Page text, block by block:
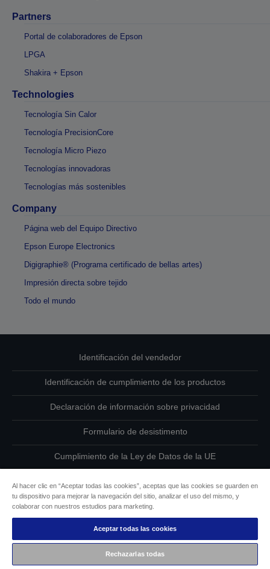
Partners
Portal de colaboradores de Epson
LPGA
Shakira + Epson
Technologies
Tecnología Sin Calor
Tecnología PrecisionCore
Tecnología Micro Piezo
Tecnologías innovadoras
Tecnologías más sostenibles
Company
Página web del Equipo Directivo
Epson Europe Electronics
Digigraphie® (Programa certificado de bellas artes)
Impresión directa sobre tejido
Todo el mundo
Identificación del vendedor
Identificación de cumplimiento de los productos
Declaración de información sobre privacidad
Formulario de desistimento
Cumplimiento de la Ley de Datos de la UE
Información sobre cookies
Compromiso de accesibilidad de Epson
Copyright © 2026 Seiko Epson
Al hacer clic en “Aceptar todas las cookies”, aceptas que las cookies se guarden en
tu dispositivo para mejorar la navegación del sitio, analizar el uso del mismo, y
colaborar con nuestros estudios para marketing.
Aceptar todas las cookies
Rechazarlas todas